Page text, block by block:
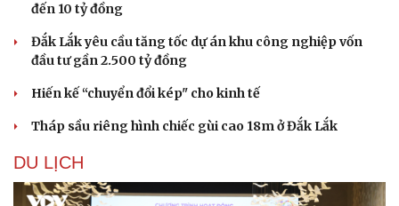
đến 10 tỷ đồng
Đắk Lắk yêu cầu tăng tốc dự án khu công nghiệp vốn
đầu tư gần 2.500 tỷ đồng
Hiến kế “chuyển đổi kép" cho kinh tế
Tháp sầu riêng hình chiếc gùi cao 18m ở Đắk Lắk
DU LỊCH